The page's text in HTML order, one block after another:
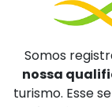
Somos
nossa
turismo. Esse